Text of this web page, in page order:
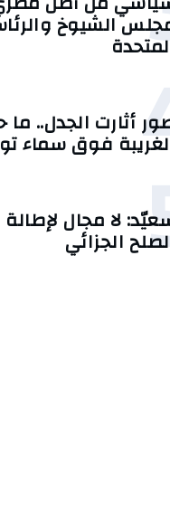
الشيوخ
أثارت الجدل..
فوق سماء
لا مجال
الجزائي